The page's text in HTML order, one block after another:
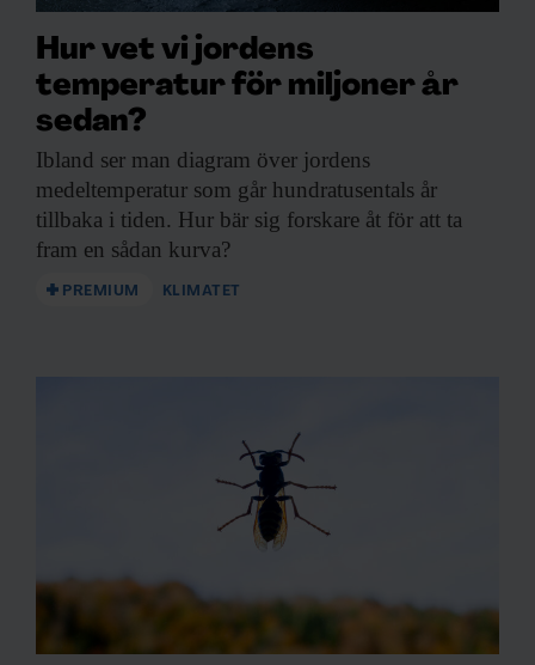
Hur vet vi jordens
temperatur för miljoner år
sedan?
Ibland ser man diagram över jordens
medeltemperatur som går hundratusentals år
tillbaka i tiden. Hur bär sig forskare åt för att ta
fram en sådan kurva?
PREMIUM KLIMATET